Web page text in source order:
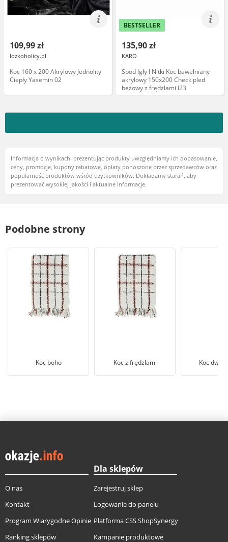
109,99 zł
lozkoholicy.pl
Koc 160 x 200 Akrylowy Jednolity
Ciepły Yasemin 02
BESTSELLER
135,90 zł
KARO
Spod Igły I Nitki Koc bawełniany
akrylowy 150x200 Check pled
beżowy z frędzlami I23
Informacja o wynikach: prezentując produkty uwzględniamy ich dopasowanie,
ceny, promocje, kupony rabatowe, opłaty ponoszone przez sprzedawców oraz
popularność produktów wśród użytkowników. Dokładamy starań, aby
prezentować wysokiej jakości i aktualne informacje.
Podobne strony
Koc boho Koc z frędzlami Koc
O nas
Kontakt
Program Wiarygodne Opinie
Ranking sklepów
Dla sklepów
Zarejestruj sklep
Logowanie do panelu
Platforma CSS ShopSynergy
Kampanie produktowe